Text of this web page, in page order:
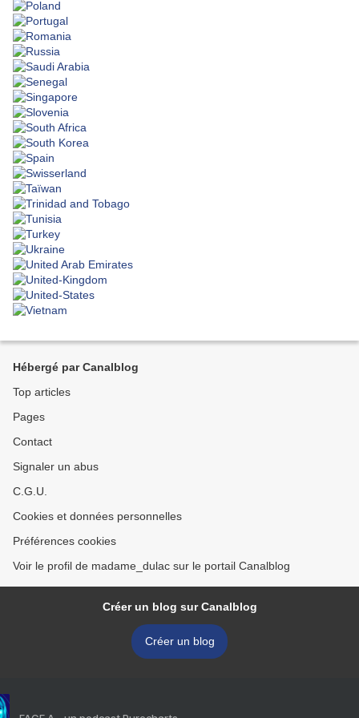
Hébergé par Canalblog
Top articles
Pages
Contact
Signaler un abus
C.G.U.
Cookies et données personnelles
Préférences cookies
Voir le profil de madame_dulac sur le portail Canalblog
Créer un blog sur Canalblog
Créer un blog